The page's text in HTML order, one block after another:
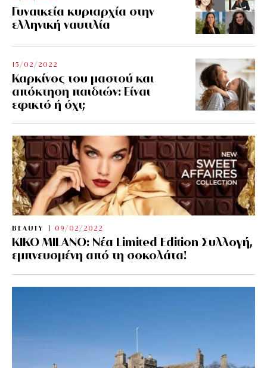
Γυναικεία κυριαρχία στην
ελληνική ναυτιλία
15/02/2022
Καρκίνος του μαστού και
απόκτηση παιδιών: Είναι
εφικτό ή όχι;
BEAUTY 09/02/2022
KIKO MILANO: Νέα Limited Edition Συλλογή,
εμπνευσμένη από τη σοκολάτα!